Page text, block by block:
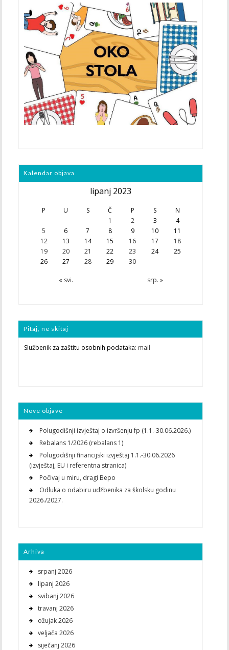
Kalendar objava
lipanj 2023
P U S Č P S N
« svi. srp. »
1 2 3
4
5
6 7 8 9 10
11
12
13 14 15 16 17
18
19
20 21 22 23 24
25
26
27 28 29 30
Pitaj, ne skitaj
Službenik za zaštitu osobnih podataka: mail
Nove objave
Polugodišnji izvještaj o izvršenju fp (1.1.-30.06.2026.)
Rebalans 1/2026 (rebalans 1)
Polugodišnji financijski izvještaj 1.1.-30.06.2026
(izvještaj, EU i referentna stranica)
Počivaj u miru, dragi Bepo
Odluka o odabiru udžbenika za školsku godinu
2026./2027.
Arhiva
srpanj 2026
lipanj 2026
svibanj 2026
travanj 2026
ožujak 2026
veljača 2026
siječanj 2026